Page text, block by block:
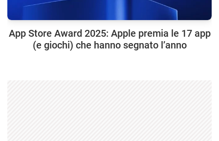
App Store Award 2025: Apple premia le 17 app
(e giochi) che hanno segnato l’anno